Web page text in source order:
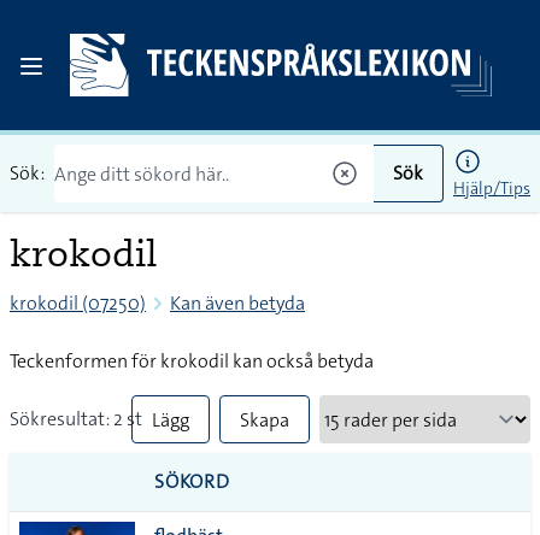
Sök: Sök
Hjälp/Tips
krokodil
krokodil (07250) Kan även betyda
Teckenformen för krokodil kan också betyda
Sökresultat: 2 st Lägg
till
alla i
Skapa
SÖKORD